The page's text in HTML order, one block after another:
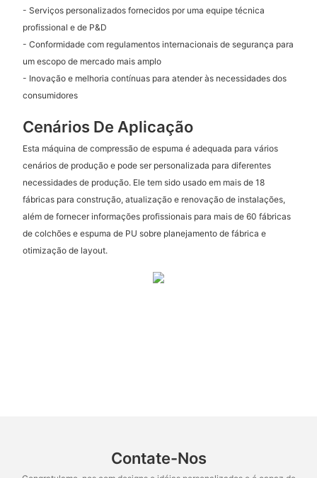
- Serviços personalizados fornecidos por uma equipe técnica
profissional e de P&D
- Conformidade com regulamentos internacionais de segurança para
um escopo de mercado mais amplo
- Inovação e melhoria contínuas para atender às necessidades dos
consumidores
Cenários De Aplicação
Esta máquina de compressão de espuma é adequada para vários
cenários de produção e pode ser personalizada para diferentes
necessidades de produção. Ele tem sido usado em mais de 18
fábricas para construção, atualização e renovação de instalações,
além de fornecer informações profissionais para mais de 60 fábricas
de colchões e espuma de PU sobre planejamento de fábrica e
otimização de layout.
Contate-Nos